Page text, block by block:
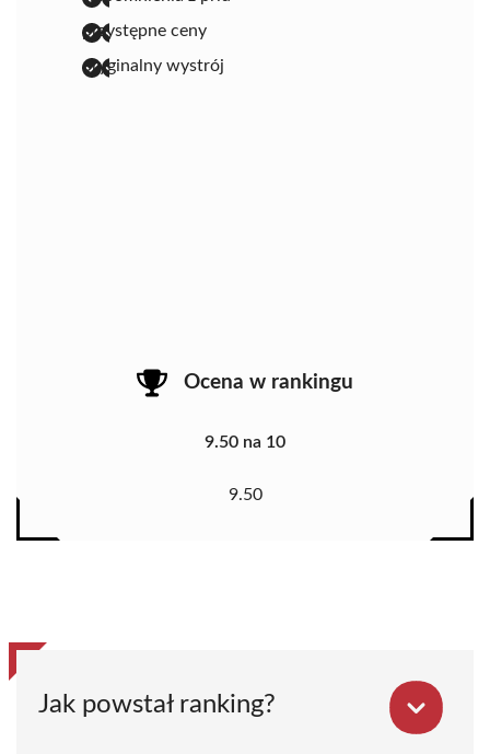
przystępne ceny
oryginalny wystrój
Ocena w rankingu
9.50 na 10
9.50
Jak powstał ranking?